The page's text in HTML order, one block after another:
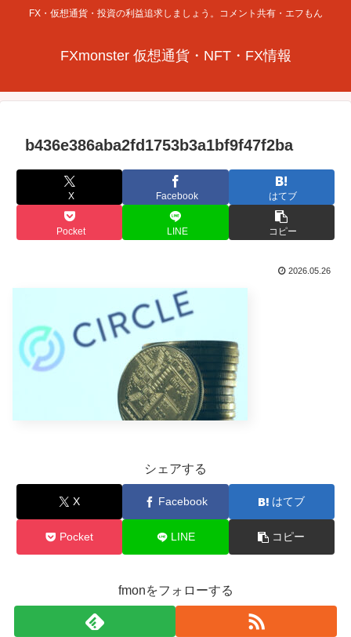
FX・仮想通貨・投資の利益追求しましょう。コメント共有・エフもん
FXmonster 仮想通貨・NFT・FX情報
b436e386aba2fd1753b3a1bf9f47f2ba
X Facebook はてブ
Pocket LINE コピー
2026.05.26
シェアする
X Facebook はてブ
Pocket LINE コピー
fmonをフォローする